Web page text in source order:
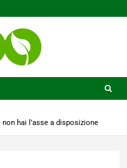
hai l’asse a disposizione